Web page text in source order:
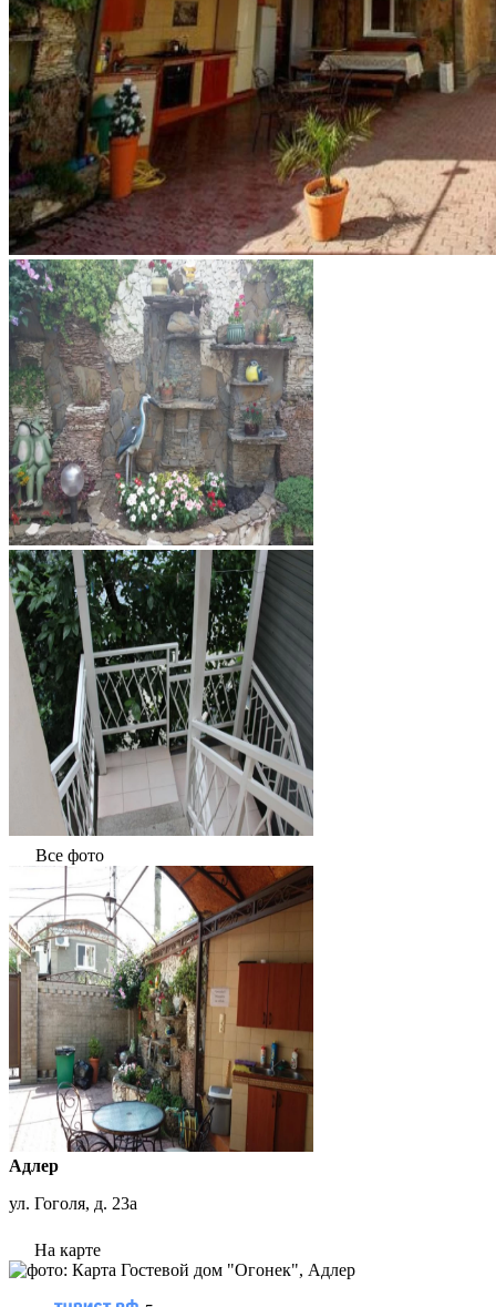
Все фото
Адлер
ул. Гоголя, д. 23а
На карте